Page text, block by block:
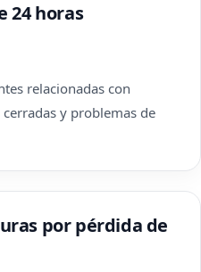
24 horas
relacionadas con
y problemas de
por pérdida de